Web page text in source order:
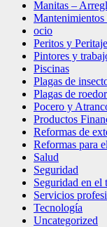
Manitas –
ocio
Peritos y Peritaje
Pintores y
Piscinas
Plagas de
Plagas de
Pocero y
Productos
Reformas de
Reformas para
Salud
Seguridad
Seguridad en el
Servicios
Tecnología
Uncategorized